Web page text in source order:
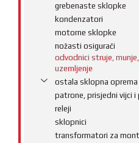
grebenaste sklopke
kondenzatori
motorne sklopke
nožasti osigurači
odvodnici struje,
uzemljenje
ostala sklopna oprema
patrone, prisjedni vijci i
releji
sklopnici
transformatori za